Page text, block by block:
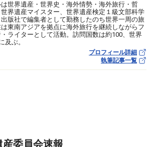
世界遺産・世界史・海外情勢・海外旅行・哲
界遺産マイスター、世界遺産検定１級文部科学
版社で編集者として勤務したのち世界一周の旅
東南アジアを拠点に海外旅行を継続しながらフ
・ライターとして活動。訪問国数は約100、世界
及ぶ。
プロフィール詳細
執筆記事一覧
委員会速報